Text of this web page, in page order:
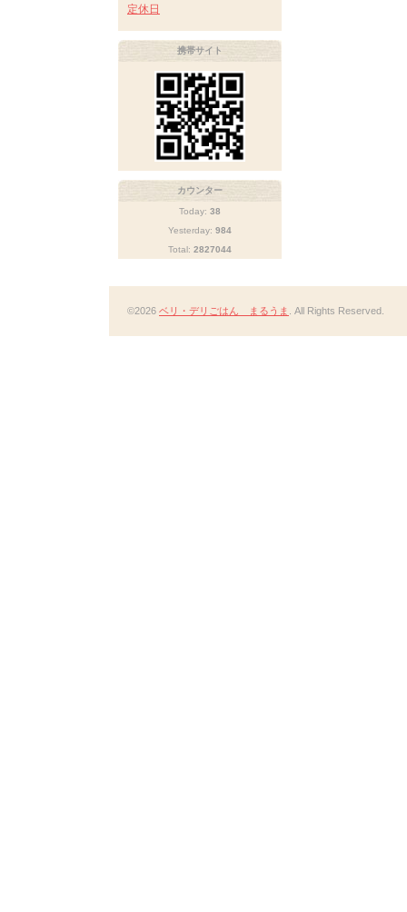
定休日
携帯サイト
カウンター
Today: 38
Yesterday: 984
Total: 2827044
©2026 ベリ・デリごはん まるうま . All Rights Reserved.